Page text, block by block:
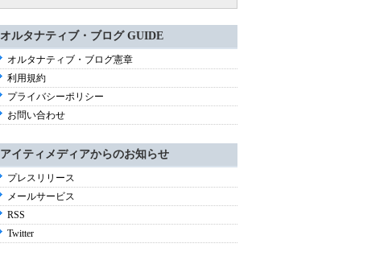
オルタナティブ・ブログ GUIDE
オルタナティブ・ブログ憲章
利用規約
プライバシーポリシー
お問い合わせ
アイティメディアからのお知らせ
プレスリリース
メールサービス
RSS
Twitter